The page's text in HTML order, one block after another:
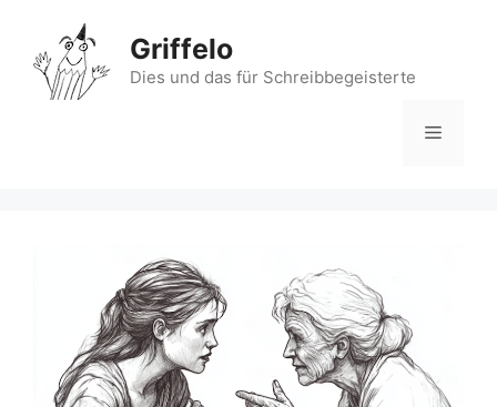
springen
Griffelo
Dies und das für Schreibbegeisterte
Menü